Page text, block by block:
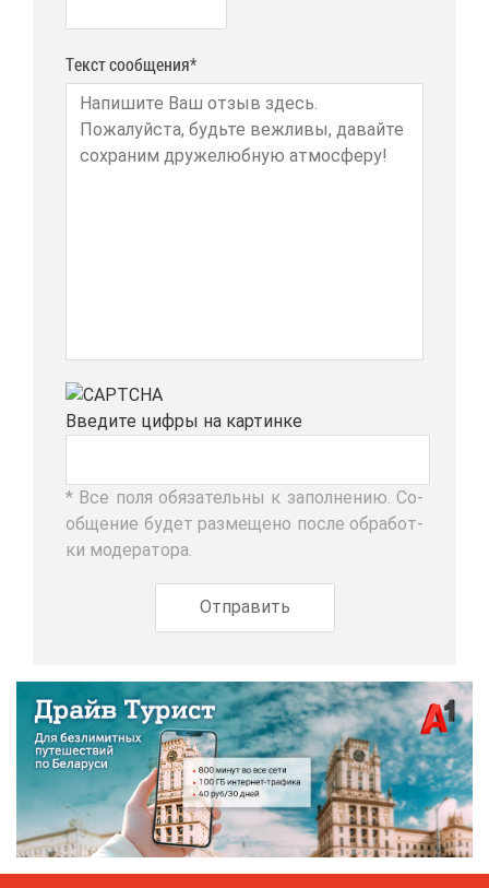
Текст сообщения*
Вве­ди­те циф­ры на кар­тин­ке
* Все по­ля обя­за­тель­ны к за­пол­не­нию. Со­
об­ще­ние бу­дет раз­ме­ще­но по­сле об­ра­бот­
ки мо­де­ра­то­ра.